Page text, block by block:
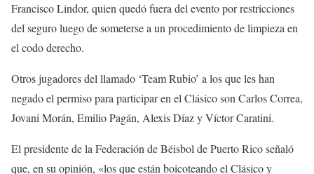
Francisco Lindor, quien quedó fuera del evento por restricciones
del seguro luego de someterse a un procedimiento de limpieza en
el codo derecho.
Otros jugadores del llamado ‘Team Rubio’ a los que les han
negado el permiso para participar en el Clásico son Carlos Correa,
Jovani Morán, Emilio Pagán, Alexis Díaz y Víctor Caratini.
El presidente de la Federación de Béisbol de Puerto Rico señaló
que, en su opinión, «los que están boicoteando el Clásico y